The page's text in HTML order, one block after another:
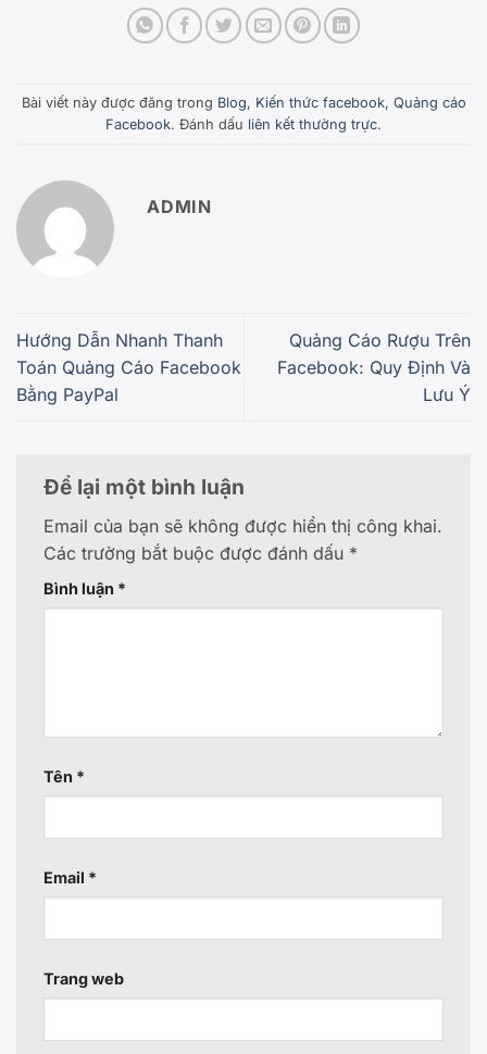
Bài viết này được đăng trong Blog, Kiến thức facebook, Quảng cáo
Facebook. Đánh dấu liên kết thường trực.
ADMIN
Hướng Dẫn Nhanh Thanh
Toán Quảng Cáo Facebook
Bằng PayPal
Quảng Cáo Rượu Trên
Facebook: Quy Định Và
Lưu Ý
Để lại một bình luận
Email của bạn sẽ không được hiển thị công khai.
Các trường bắt buộc được đánh dấu *
Bình luận *
Tên *
Email *
Trang web